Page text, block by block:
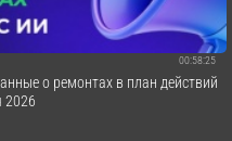
00:58:25
о ремонтах в план действий
2026